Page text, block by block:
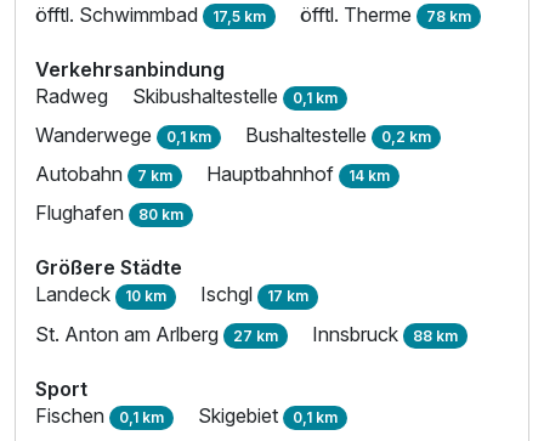
öfftl. Schwimmbad 17,5 km öfftl. Therme 78 km
Verkehrsanbindung
Radweg
Skibushaltestelle 0,1 km
Wanderwege 0,1 km Bushaltestelle 0,2 km
Autobahn 7 km Hauptbahnhof 14 km
Flughafen 80 km
Größere Städte
Landeck 10 km Ischgl 17 km
St. Anton am Arlberg 27 km Innsbruck 88 km
Sport
Fischen 0,1 km Skigebiet 0,1 km